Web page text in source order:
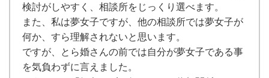
検討がしやすく、相談所をじっくり選べます。
また、私は夢女子ですが、他の相談所では夢女子が
何か、すら理解されないと思います。
ですが、とら婚さんの前では自分が夢女子である事
を気負わずに言えました。